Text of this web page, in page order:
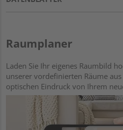
Raumplaner
Laden Sie Ihr eigenes Raumbild
unserer vordefinierten Räume
optischen Eindruck von Ihrem